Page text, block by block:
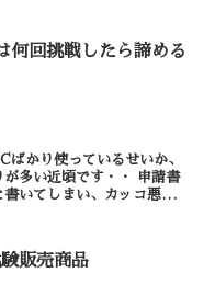
何回挑戦したら諦める
ばかり使っているせいか、
近頃です・・ 申請書
いてしまい、カッコ悪いの
販売商品